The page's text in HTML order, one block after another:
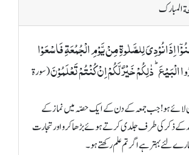
المبارک
اِذَا نُوۡدِیَ لِلصَّلٰوۃِ مِنۡ یَّوۡمِ الۡجُمُعَۃِ فَاسۡعَوۡا
الۡبَیۡعَ ؕ ذٰلِکُمۡ خَیۡرٌ لَّکُمۡ اِنۡ کُنۡتُمۡ تَعۡلَمُوۡنَ(سورة
لائے ہو! جب جمعہ کے دن کے ایک حصّہ میں نماز کے
کے ذکر کی طرف جلدی کرتے ہوئے بڑھا کرو اور تجارت
لئے بہتر ہے اگر تم علم رکھتے ہو۔